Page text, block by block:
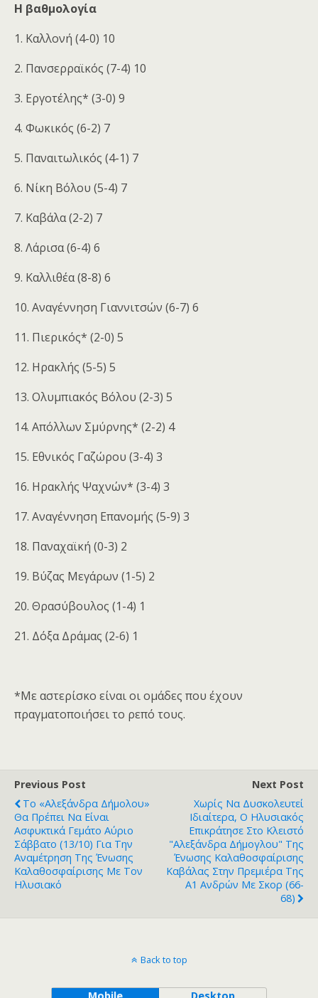
Η βαθμολογία
1. Καλλονή (4-0) 10
2. Πανσερραϊκός (7-4) 10
3. Εργοτέλης* (3-0) 9
4. Φωκικός (6-2) 7
5. Παναιτωλικός (4-1) 7
6. Νίκη Βόλου (5-4) 7
7. Καβάλα (2-2) 7
8. Λάρισα (6-4) 6
9. Καλλιθέα (8-8) 6
10. Αναγέννηση Γιαννιτσών (6-7) 6
11. Πιερικός* (2-0) 5
12. Ηρακλής (5-5) 5
13. Ολυμπιακός Βόλου (2-3) 5
14. Απόλλων Σμύρνης* (2-2) 4
15. Εθνικός Γαζώρου (3-4) 3
16. Ηρακλής Ψαχνών* (3-4) 3
17. Αναγέννηση Επανομής (5-9) 3
18. Παναχαϊκή (0-3) 2
19. Βύζας Μεγάρων (1-5) 2
20. Θρασύβουλος (1-4) 1
21. Δόξα Δράμας (2-6) 1
*Με αστερίσκο είναι οι ομάδες που έχουν
πραγματοποιήσει το ρεπό τους.
Previous Post
Το «Αλεξάνδρα Δήμολου»
Θα Πρέπει Να Είναι
Ασφυκτικά Γεμάτο Αύριο
Σάββατο (13/10) Για Την
Αναμέτρηση Της Ένωσης
Καλαθοσφαίρισης Με Τον
Ηλυσιακό
Next Post
Χωρίς Να Δυσκολευτεί
Ιδιαίτερα, Ο Ηλυσιακός
Επικράτησε Στο Κλειστό
"Αλεξάνδρα Δήμογλου" Της
Ένωσης Καλαθοσφαίρισης
Καβάλας Στην Πρεμιέρα Της
Α1 Ανδρών Με Σκορ (66-
68)
Back to top